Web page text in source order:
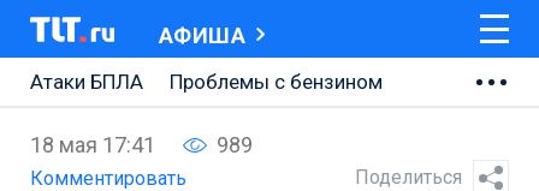
АФИША
Атаки БПЛА
Проблемы с бензином
Ремонт Центральной площади
18 мая 17:41 989
Комментировать Поделиться